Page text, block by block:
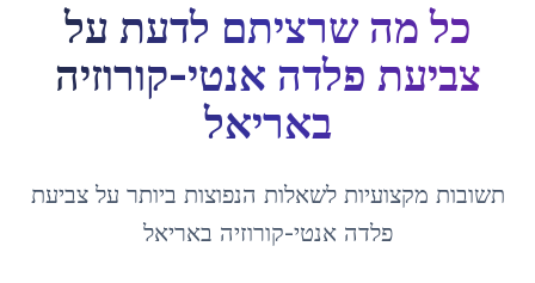
כל מה שרציתם לדעת על
צביעת פלדה אנטי-קורוזיה
באריאל
תשובות מקצועיות לשאלות הנפוצות ביותר עלצביעת
פלדה אנטי-קורוזיה באריאל